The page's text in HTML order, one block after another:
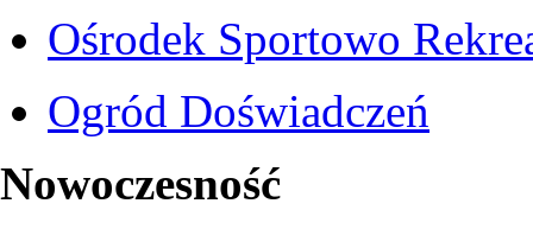
Ośrodek Sportowo
Ogród Doświadczeń
Nowoczesność